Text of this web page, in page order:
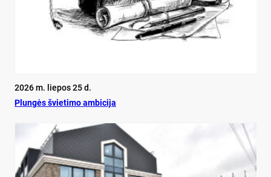
2026 m. liepos 25 d.
Plun­gės švie­ti­mo am­bi­ci­ja